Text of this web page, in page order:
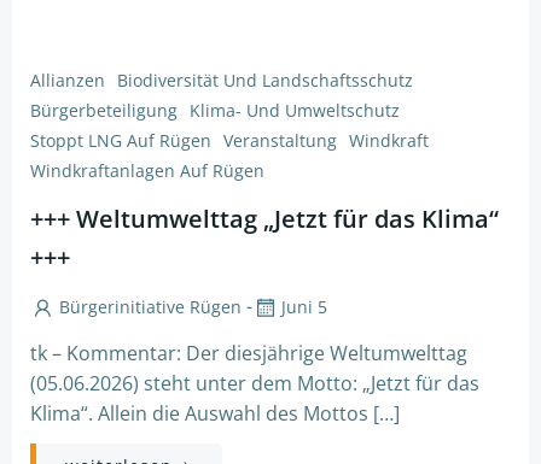
Allianzen
Biodiversität Und Landschaftsschutz
Bürgerbeteiligung Klima- Und Umweltschutz
Stoppt LNG Auf Rügen Veranstaltung Windkraft
Windkraftanlagen Auf Rügen
+++ Weltumwelttag „Jetzt für das Klima“
+++
Bürgerinitiative Rügen - Juni 5
tk – Kommentar: Der diesjährige Weltumwelttag
(05.06.2026) steht unter dem Motto: „Jetzt für das
Klima“. Allein die Auswahl des Mottos […]